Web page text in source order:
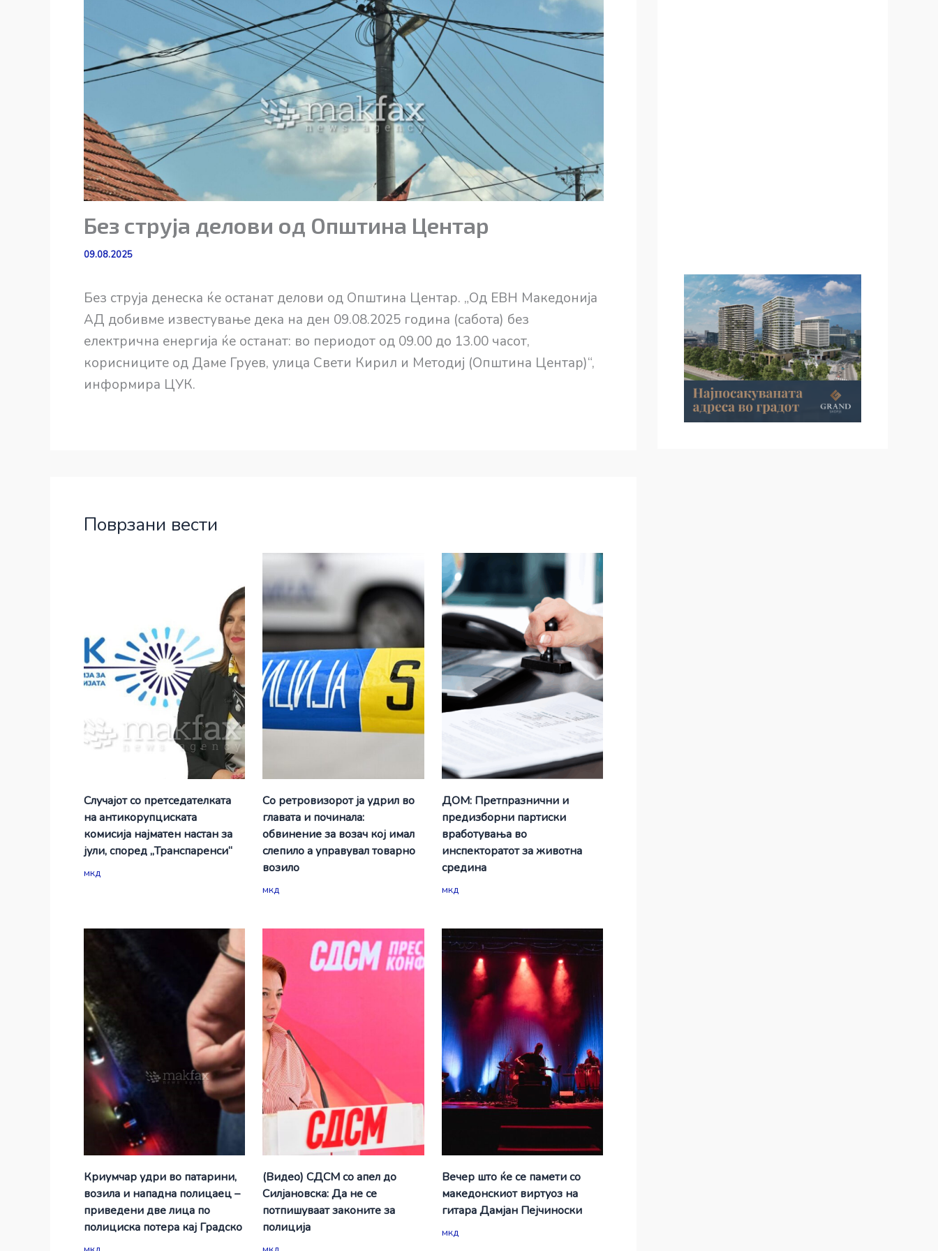
Без струја делови од Општина Центар
09.08.2025
Без струја денеска ќе останат делови од Општина Центар. „Од ЕВН Македонија
АД добивме известување дека на ден 09.08.2025 година (сабота) без
електрична енергија ќе останат: во периодот од 09.00 до 13.00 часот,
корисниците од Даме Груев, улица Свети Кирил и Методиј (Општина Центар)“,
информира ЦУК.
Поврзани вести
Случајот со претседателката
на антикорупциската
комисија најматен настан за
јули, според „Транспаренси“
мкд
Со ретровизорот ја удрил во
главата и починала:
обвинение за возач кој имал
слепило а управувал товарно
возило
мкд
ДОМ: Претпразнични и
предизборни партиски
вработувања во
инспекторатот за животна
средина
мкд
Криумчар удри во патарини,
возила и нападна полицаец –
приведени две лица по
полициска потера кај Градско
(Видео) СДСМ со апел до
Силјановска: Да не се
потпишуваат законите за
полиција
Вечер што ќе се памети со
македонскиот виртуоз на
гитара Дамјан Пејчиноски
мкд